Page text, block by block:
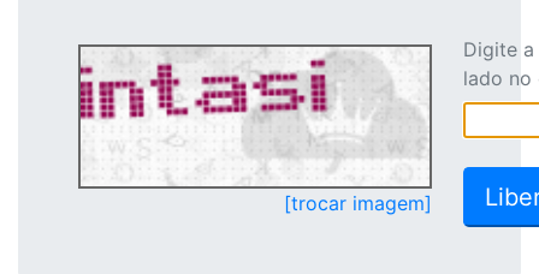
[trocar imagem]
Digite
lado no